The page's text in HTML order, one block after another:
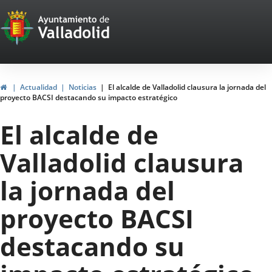
Portal
Web
del
Ayuntamiento
de
Valladolid
HomeActualidad Noticias
El alcalde de Valladolid clausura la jornada del
proyecto BACSI destacando su impacto estratégico
El alcalde de
Valladolid clausura
la jornada del
proyecto BACSI
destacando su